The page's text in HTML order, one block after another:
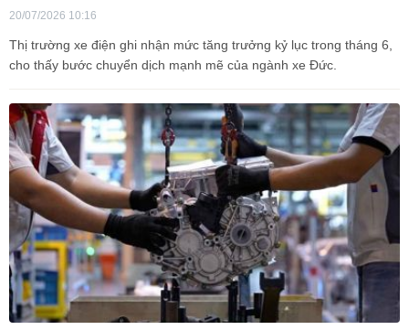
20/07/2026 10:16
Thị trường xe điện ghi nhận mức tăng trưởng kỷ lục trong tháng 6,
cho thấy bước chuyển dịch mạnh mẽ của ngành xe Đức.